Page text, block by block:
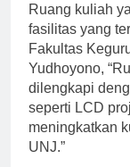
Ruang kuliah
fasilitas yang
Fakultas
Yudhoyono,
dilengkapi
seperti LCD
meningkatkan
UNJ.”